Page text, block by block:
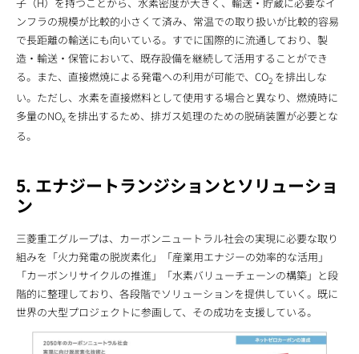
ンフラの規模が比較的小さくて済み、常温での取り扱いが比較的容易
で長距離の輸送にも向いている。すでに国際的に流通しており、製
造・輸送・保管において、既存設備を継続して活用することができ
る。また、直接燃焼による発電への利用が可能で、CO2 を排出しな
い。ただし、水素を直接燃料として使用する場合と異なり、燃焼時に
多量のNOx を排出するため、排ガス処理のための脱硝装置が必要とな
る。
5. エナジートランジションとソリューショ
ン
三菱重工グループは、カーボンニュートラル社会の実現に必要な取り
組みを「火力発電の脱炭素化」「産業用エナジーの効率的な活用」
「カーボンリサイクルの推進」「水素バリューチェーンの構築」と段
階的に整理しており、各段階でソリューションを提供していく。既に
世界の大型プロジェクトに参画して、その成功を支援している。